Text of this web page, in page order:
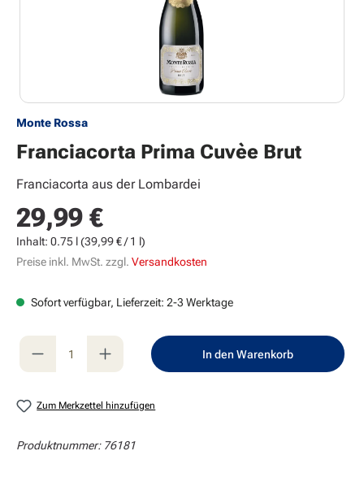
Monte Rossa
Franciacorta Prima Cuvèe Brut
Franciacorta aus der Lombardei
Regulärer Preis:
29,99 €
Inhalt: 0.75 l(39,99 € / 1 l)
Preise inkl. MwSt. zzgl. Versandkosten
Sofort verfügbar, Lieferzeit: 2-3 Werktage
Produkt Anzahl: Gib den gewünschten
In den Warenkorb
Zum Merkzettel hinzufügen
Produktnummer: 76181